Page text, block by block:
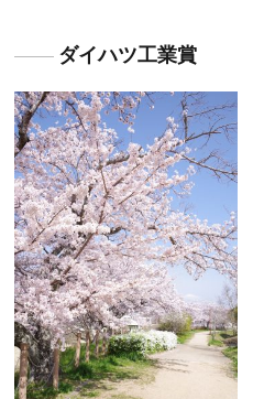
ダイハツ工業賞